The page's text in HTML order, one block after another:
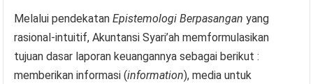
Melalui pendekatanEpistemologi Berpasanganyang
rasional-intuitif, Akuntansi Syari’ah memformulasikan
tujuan dasar laporan keuangannya sebagai berikut :
memberikan informasi (information), media untuk